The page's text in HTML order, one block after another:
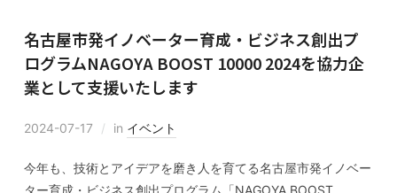
名古屋市発イノベーター育成・ビジネス創出プ
ログラムNAGOYA BOOST 10000 2024を協力企
業として支援いたします
2024-07-17 in イベント
今年も、技術とアイデアを磨き人を育てる名古屋市発イノベー
ター育成・ビジネス創出プログラム「NAGOYA BOOST